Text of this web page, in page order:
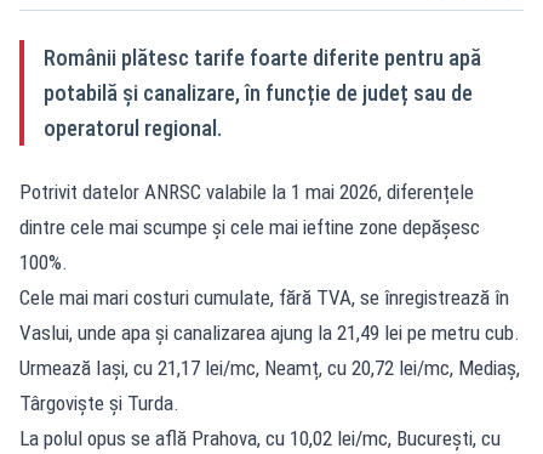
Românii plătesc tarife foarte diferite pentru apă
potabilă și canalizare, în funcție de județ sau de
operatorul regional.
Potrivit datelor ANRSC valabile la 1 mai 2026, diferențele
dintre cele mai scumpe și cele mai ieftine zone depășesc
100%.
Cele mai mari costuri cumulate, fără TVA, se înregistrează în
Vaslui, unde apa și canalizarea ajung la 21,49 lei pe metru cub.
Urmează Iași, cu 21,17 lei/mc, Neamț, cu 20,72 lei/mc, Mediaș,
Târgoviște și Turda.
La polul opus se află Prahova, cu 10,02 lei/mc, București, cu